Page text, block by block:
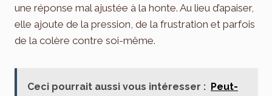
une réponse mal ajustée à la honte. Au lieu d’apaiser,
elle ajoute de la pression, de la frustration et parfois
de la colère contre soi-même.
Ceci pourrait aussi vous intéresser : Peut-